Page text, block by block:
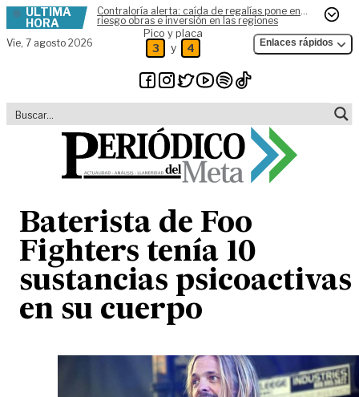
Skip to content
ÚLTIMA
HORA
Contraloría alerta: caída de regalías pone en
riesgo obras e inversión en las regiones
Vie, 7 agosto 2026
Pico y placa
3 y 4 Enlaces rápidos
Baterista de Foo
Fighters tenía 10
sustancias psicoactivas
en su cuerpo